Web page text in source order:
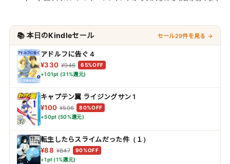
📚 本日のKindleセール セール29件を見る →
アドルフに告ぐ 4
¥330 ¥946
65%OFF
+101pt (31%還元)
キャプテン翼 ライジングサン 1
¥100 ¥506
80%OFF
+50pt (50%還元)
転生したらスライムだった件（１）
¥88 ¥847
90%OFF
+1pt (1%還元)